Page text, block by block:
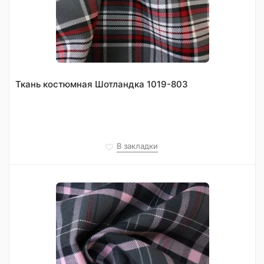
Ткань костюмная Шотландка 1019-803
В закладки